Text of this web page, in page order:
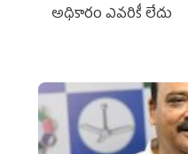
అధికారం ఎవరికీ లేదు